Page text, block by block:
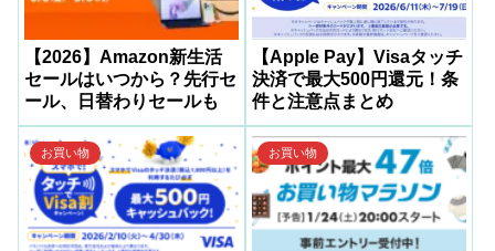
【2026】Amazon新生活
セールはいつから？先行セ
ール、日替わりセールも
【Apple Pay】Visaタッチ
決済で最大500円還元！条
件と注意点まとめ
お買い物 お買い物